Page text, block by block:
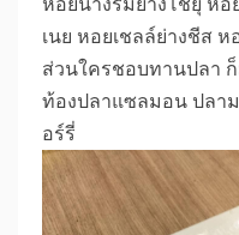
เนย หอยเชลล์ย่างชีส
ส่วนใครชอบทานปลา
ท้องปลาแซลมอน ปลา
อร์รี่